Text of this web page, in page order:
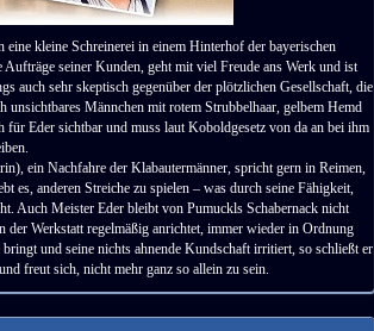
kleine Schreinerei in einem Hinterhof der bayerischen
seiner Kunden, geht mit viel Freude ans Werk und ist
auch sehr skeptisch gegenüber der plötzlichen Gesellschaft, die
Männchen mit rotem Strubbelhaar, gelbem Hemd
Eder sichtbar und muss laut Koboldgesetz von da an bei ihm
ein Nachfahre der Klabautermänner, spricht gern in Reimen,
es, anderen Streiche zu spielen – was durch seine Fähigkeit,
Auch Meister Eder bleibt von Pumuckls Schabernack nicht
Werkstatt regelmäßig anrichtet, immer wieder in Ordnung
und seine nichts ahnende Kundschaft irritiert, so schließt er
freut sich, nicht mehr ganz so allein zu sein.